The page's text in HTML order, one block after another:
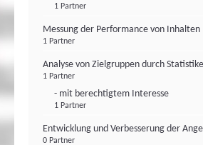
1 Partner
Messung der Performance von Inhalten
1 Partner
Analyse von Zielgruppen durch
1 Partner
- mit berechtigtem Interesse
1 Partner
Entwicklung und Verbesserung der
0 Partner